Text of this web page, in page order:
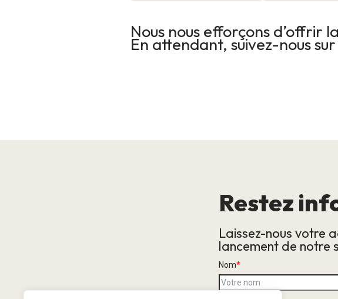
Nous nous efforçons d’offrir
En attendant, suivez-nous
Restez
Laissez-nous votre
lancement de notre
Nom*